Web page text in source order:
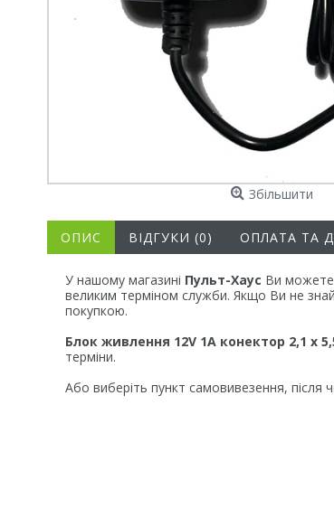
Збільшити
ОПИС ВІДГУКИ (0) ОПЛАТА ТА
У нашому магазині Пульт-Хаус Ви
великим терміном служби. Якщо Ви не
покупкою.
Блок живлення 12V 1А конектор 2,1 х
терміни.
Або виберіть пункт самовивезення,